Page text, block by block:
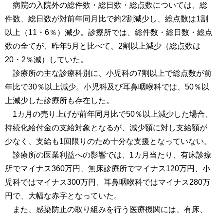
病院の入院外の総件数・総日数・総点数については、総
件数、総日数が対前年同月比で約2割減少し、総点数は1割
以上（11・6％）減少。診療所では、総件数・総日数・総点
数の全てが、昨年5月と比べて、2割以上減少（総点数は
20・2％減）していた。
診療所の主な診療科別に、小児科の7割以上で総点数が前
年比で30％以上減少。小児科及び耳鼻咽喉科では、50％以
上減少した診療所も存在した。
1カ月の売り上げが前年同月比で50％以上減少した場合、
持続化給付金の支給対象となるが、減少額に対し支給額が
少なく、支給も1回限りのため十分な支援となっていない。
診療所の医業利益への影響では、1カ月当たり、有床診療
所でマイナス360万円、無床診療所でマイナス120万円、小
児科ではマイナス300万円、耳鼻咽喉科ではマイナス280万
円で、大幅な赤字となっていた。
また、感染防止の取り組みを行う医療機関には、有床、